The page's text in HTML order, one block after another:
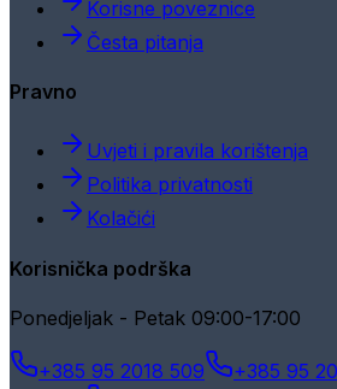
Korisne poveznice
Česta pitanja
Pravno
Uvjeti i pravila korištenja
Politika privatnosti
Kolačići
Korisnička podrška
Ponedjeljak - Petak 09:00-17:00
+385 95 2018 509 +385 95